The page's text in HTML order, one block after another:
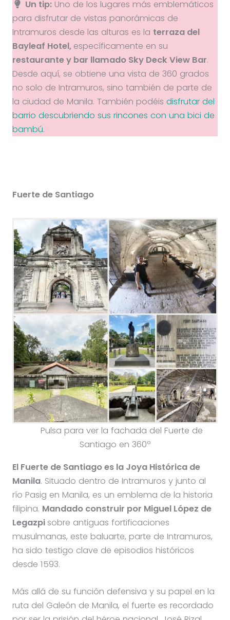
Un tip: Uno de los lugares más emblemáticos
para disfrutar de vistas panorámicas de
Intramuros desde las alturas es la terraza del
Bayleaf Hotel, específicamente en su
restaurante y bar llamado Sky Deck View Bar.
Desde aquí, se obtiene una vista de 360 grados
no solo de Intramuros, sino también de parte de
la ciudad de Manila. También podéis disfrutar del
barrio descubriendo sus rincones con una bici de
bambú.
Fuerte de Santiago
Pulsa para ver la fachada del Fuerte de
Santiago en 360º
El Fuerte de Santiago es la Joya Histórica de
Manila. Situado dentro de Intramuros y junto al
río Pasig en Manila, es un emblema de la historia
filipina. Mandado construir por Miguel López de
Legazpi sobre antiguas fortificaciones
musulmanas, este baluarte, parte de Intramuros,
ha sido testigo clave de episodios históricos
desde 1593.
Más allá de su función defensiva y su papel en la
ruta del Galeón de Manila, el fuerte es recordado